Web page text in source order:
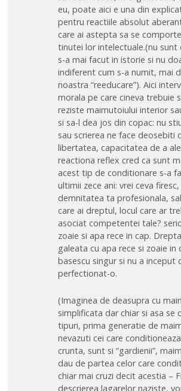
eu, poate aici e una din
pentru reactiile absolut
care ai astepta sa se
tinutei lor intelectuale.(nu sunt
s-a mai facut in istorie si nu
indiferent cum s-a numit, mai
noastra “reeducare”). Aici
morala pe care cineva trebuie
reziste maimutoiului interior
si sa-l dea jos din copac: nu
sau scrierea ne face deosebiti
libertatea, capacitatea de a
reactiona reflex cred ca sunt
acest tip de conditionare s-a
ultimii zece ani: vrei ceva
demnitatea ta profesionala,
care ai dreptul, locul care ar
asociat competentei tale?
zoaie si apa rece in cap.
galeata cu apa rece si zoaie in
basescu singur si nu a inceput
perfectionat-o.
(Imaginea de deasupra cu
simplificata dar chiar si asa se
tipuri, prima generatie de
nevazuti cei care
crunta, sunt si “gardienii”,
dau de partea celor care
chiar mai cruzi decit acestia –
descrierea lagarelor naziste,